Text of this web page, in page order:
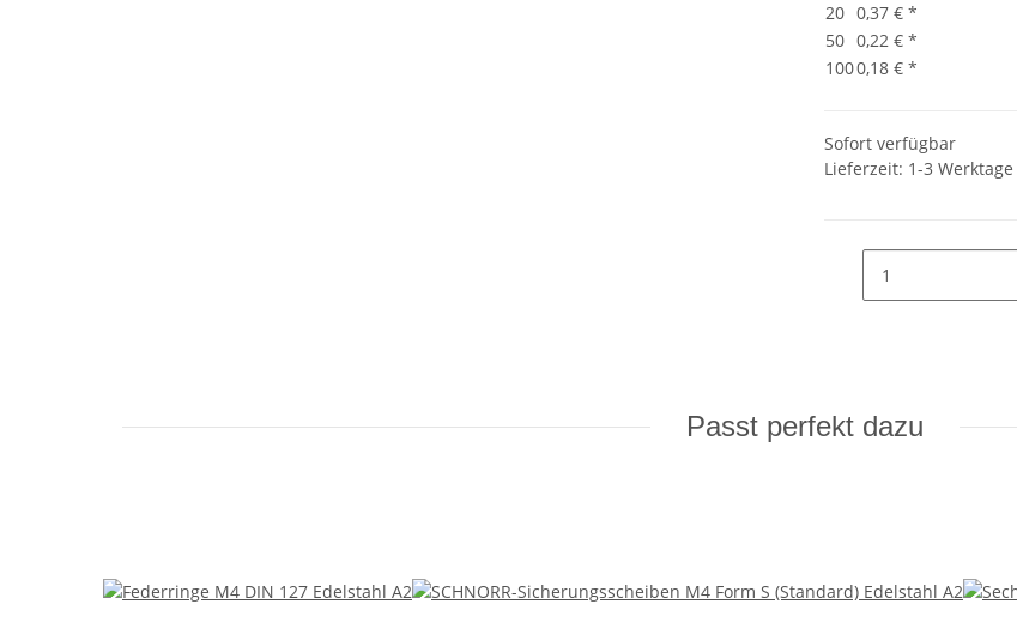
20 0,37 € *
50 0,22 € *
1000,18 € *
Sofort verfügbar
Lieferzeit: 1-3 Werktage
Passt perfekt dazu